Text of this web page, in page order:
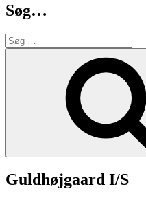
Søg…
Søg
efter:
Guldhøjgaard I/S